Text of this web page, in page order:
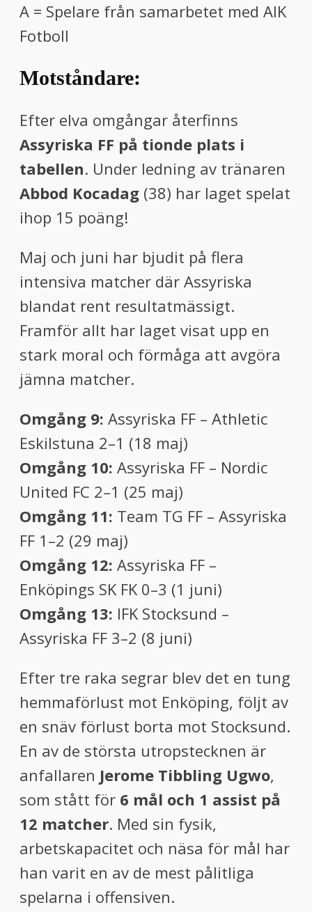
A = Spelare från samarbetet med AIK
Fotboll
Motståndare:
Efter elva omgångar återfinns
Assyriska FF på tionde plats i
tabellen. Under ledning av tränaren
Abbod Kocadag (38) har laget spelat
ihop 15 poäng!
Maj och juni har bjudit på flera
intensiva matcher där Assyriska
blandat rent resultatmässigt.
Framför allt har laget visat upp en
stark moral och förmåga att avgöra
jämna matcher.
Omgång 9: Assyriska FF – Athletic
Eskilstuna 2–1 (18 maj)
Omgång 10: Assyriska FF – Nordic
United FC 2–1 (25 maj)
Omgång 11: Team TG FF – Assyriska
FF 1–2 (29 maj)
Omgång 12: Assyriska FF –
Enköpings SK FK 0–3 (1 juni)
Omgång 13: IFK Stocksund –
Assyriska FF 3–2 (8 juni)
Efter tre raka segrar blev det en tung
hemmaförlust mot Enköping, följt av
en snäv förlust borta mot Stocksund.
En av de största utropstecknen är
anfallaren Jerome Tibbling Ugwo,
som stått för 6 mål och 1 assist på
12 matcher. Med sin fysik,
arbetskapacitet och näsa för mål har
han varit en av de mest pålitliga
spelarna i offensiven.